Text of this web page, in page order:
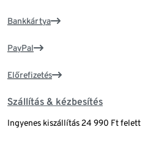
Bankkártya
PayPal
Előrefizetés
Szállítás & kézbesítés
Ingyenes kiszállítás 24 990 Ft felett